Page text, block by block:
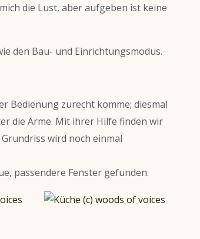
die Lust, aber aufgeben ist keine
den Bau- und Einrichtungsmodus.
Bedienung zurecht komme; diesmal
die Arme. Mit ihrer Hilfe finden wir
wird noch einmal
passendere Fenster gefunden.